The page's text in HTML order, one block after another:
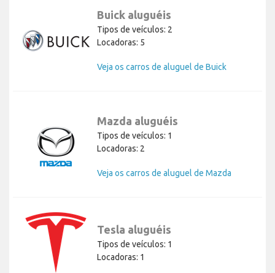
Buick aluguéis
Tipos de veículos: 2
Locadoras: 5
Veja os carros de aluguel de Buick
Mazda aluguéis
Tipos de veículos: 1
Locadoras: 2
Veja os carros de aluguel de Mazda
Tesla aluguéis
Tipos de veículos: 1
Locadoras: 1